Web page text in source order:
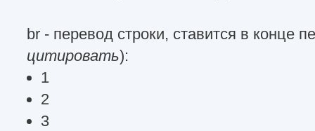
br - перевод строки, ставится в конце
цитировать):
1
2
3